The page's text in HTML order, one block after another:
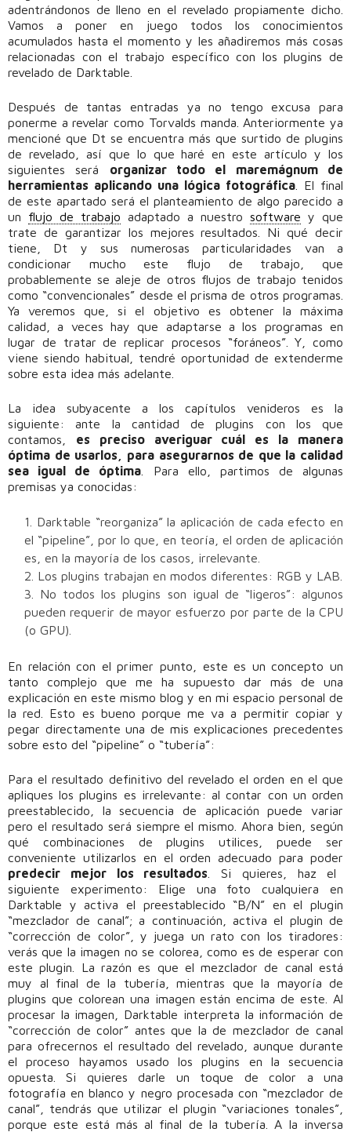
adentrándonos de lleno en el revelado propiamente dicho.
Vamos a poner en juego todos los conocimientos
acumulados hasta el momento y les añadiremos más cosas
relacionadas con el trabajo específico con los plugins de
revelado de Darktable.
Después de tantas entradas ya no tengo excusa para
ponerme a revelar como Torvalds manda. Anteriormente ya
mencioné que Dt se encuentra más que surtido de plugins
de revelado, así que lo que haré en este artículo y los
siguientes será organizar todo el maremágnum de
herramientas aplicando una lógica fotográfica . El final
de este apartado será el planteamiento de algo parecido a
un flujo de trabajo adaptado a nuestro software y que
trate de garantizar los mejores resultados. Ni qué decir
tiene, Dt y sus numerosas particularidades van a
condicionar mucho este flujo de trabajo, que
probablemente se aleje de otros flujos de trabajo tenidos
como “convencionales” desde el prisma de otros programas.
Ya veremos que, si el objetivo es obtener la máxima
calidad, a veces hay que adaptarse a los programas en
lugar de tratar de replicar procesos “foráneos”. Y, como
viene siendo habitual, tendré oportunidad de extenderme
sobre esta idea más adelante.
La idea subyacente a los capítulos venideros es la
siguiente: ante la cantidad de plugins con los que
contamos, es preciso averiguar cuál es la manera
óptima de usarlos, para asegurarnos de que la calidad
sea igual de óptima . Para ello, partimos de algunas
premisas ya conocidas:
Darktable “reorganiza” la aplicación de cada efecto en
el “pipeline”, por lo que, en teoría, el orden de aplicación
es, en la mayoría de los casos, irrelevante.
Los plugins trabajan en modos diferentes: RGB y LAB.
No todos los plugins son igual de “ligeros”: algunos
pueden requerir de mayor esfuerzo por parte de la CPU
(o GPU).
En relación con el primer punto, este es un concepto un
tanto complejo que me ha supuesto dar más de una
explicación en este mismo blog y en mi espacio personal de
la red. Esto es bueno porque me va a permitir copiar y
pegar directamente una de mis explicaciones precedentes
sobre esto del “pipeline” o “tubería”:
Para el resultado definitivo del revelado el orden en el que
apliques los plugins es irrelevante: al contar con un orden
preestablecido, la secuencia de aplicación puede variar
pero el resultado será siempre el mismo. Ahora bien, según
qué combinaciones de plugins utilices, puede ser
conveniente utilizarlos en el orden adecuado para poder
predecir mejor los resultados . Si quieres, haz el
siguiente experimento: Elige una foto cualquiera en
Darktable y activa el preestablecido “B/N” en el plugin
“mezclador de canal”; a continuación, activa el plugin de
“corrección de color”, y juega un rato con los tiradores:
verás que la imagen no se colorea, como es de esperar con
este plugin. La razón es que el mezclador de canal está
muy al final de la tubería, mientras que la mayoría de
plugins que colorean una imagen están encima de este. Al
procesar la imagen, Darktable interpreta la información de
“corrección de color” antes que la de mezclador de canal
para ofrecernos el resultado del revelado, aunque durante
el proceso hayamos usado los plugins en la secuencia
opuesta. Si quieres darle un toque de color a una
fotografía en blanco y negro procesada con “mezclador de
canal”, tendrás que utilizar el plugin “variaciones tonales”,
porque este está más al final de la tubería. A la inversa